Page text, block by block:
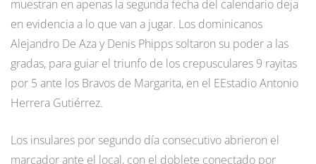
muestran en apenas la segunda fecha del calendario deja
en evidencia a lo que van a jugar. Los dominicanos
Alejandro De Aza y Denis Phipps soltaron su poder a las
gradas, para guiar el triunfo de los crepusculares 9 rayitas
por 5 ante los Bravos de Margarita, en el EEstadio Antonio
Herrera Gutiérrez.
Los insulares por segundo día consecutivo abrieron el
marcador ante el local, con el doblete conectado por